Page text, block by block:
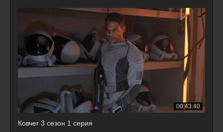
00:43:40
Ковчег 3 сезон 1 серия